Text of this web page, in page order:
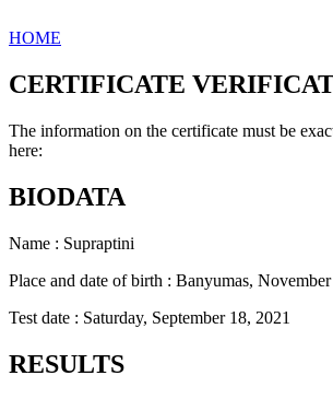
HOME
CERTIFICATE
The information on the certificate must be
here:
BIODATA
Name : Supraptini
Place and date of birth : Banyumas,
Test date : Saturday, September 18, 2021
RESULTS